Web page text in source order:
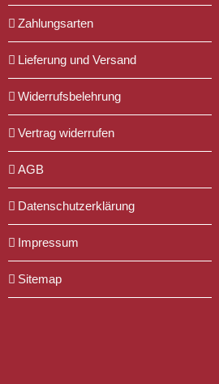
Zahlungsarten
Lieferung und Versand
Widerrufsbelehrung
Vertrag widerrufen
AGB
Datenschutzerklärung
Impressum
Sitemap